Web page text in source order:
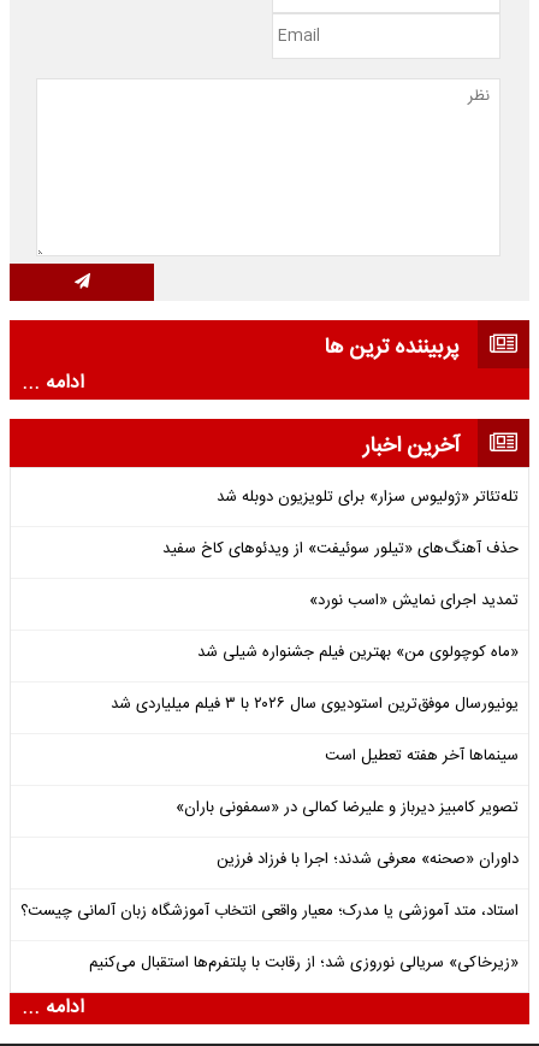
پربیننده ترین ها
ادامه ...
آخرین اخبار
تله‌تئاتر «ژولیوس سزار» برای تلویزیون دوبله شد
حذف آهنگ‌های «تیلور سوئیفت» از ویدئوهای کاخ سفید
تمدید اجرای نمایش «اسب نورد»
«ماه کوچولوی من» بهترین فیلم جشنواره شیلی شد
یونیورسال موفق‌ترین استودیوی سال ۲۰۲۶ با ۳ فیلم میلیاردی شد
سینماها آخر هفته تعطیل است
تصویر کامبیز دیرباز و علیرضا کمالی در «سمفونی باران»
داوران «صحنه» معرفی شدند؛ اجرا با فرزاد فرزین
استاد، متد آموزشی یا مدرک؛ معیار واقعی انتخاب آموزشگاه زبان آلمانی چیست؟
«زیرخاکی» سریالی نوروزی شد؛ از رقابت با پلتفرم‌ها استقبال می‌کنیم
ادامه ...